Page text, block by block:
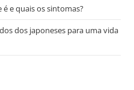
é e quais os sintomas?
dos japoneses para uma vida